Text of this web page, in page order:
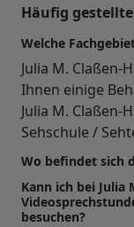
Häufig
Welche
Julia M. Claßen-
Ihnen einige
Julia M.
Sehschule /
Wo befindet sich
Kann ich bei Julia
besuchen?